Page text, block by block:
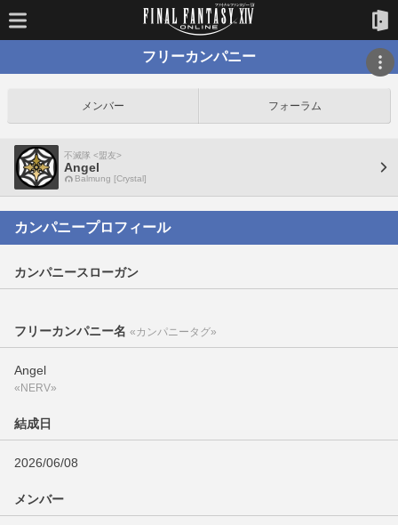
フリーカンパニー
メンバー フォーラム
不滅隊 <盟友>
Angel
Balmung [Crystal]
カンパニープロフィール
カンパニースローガン
フリーカンパニー名 «カンパニータグ»
Angel
«NERV»
結成日
2026/06/08
メンバー